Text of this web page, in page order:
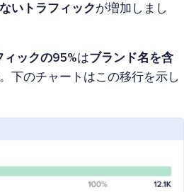
いトラフィックが増加しまし
ィックの95%はブランド名を含
下のチャートはこの移行を示し